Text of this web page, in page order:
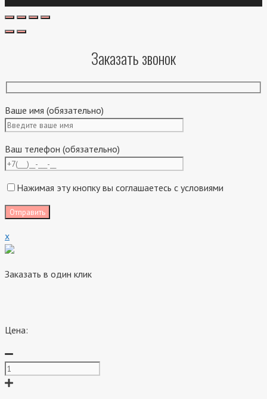
Заказать звонок
Ваше имя (обязательно)
Ваш телефон (обязательно)
Нажимая эту кнопку вы соглашаетесь с условиями
x
Заказать в один клик
Цена: